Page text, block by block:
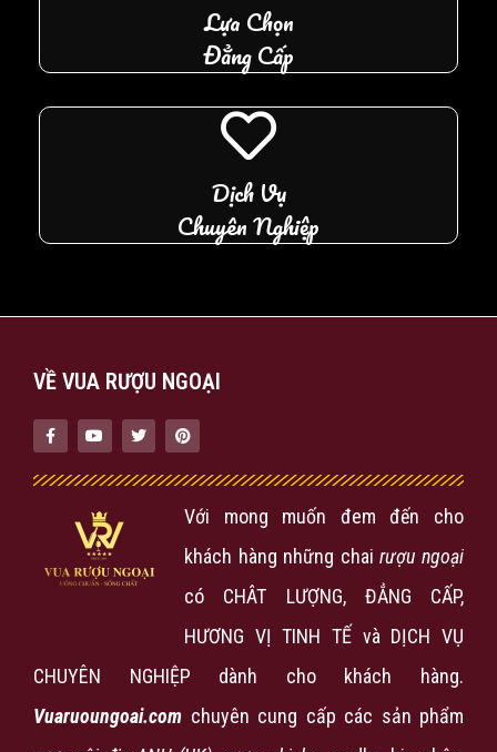
Lựa Chọn
Đẳng Cấp
Dịch Vụ
Chuyên Nghiệp
VỀ VUA RƯỢU NGOẠI
Với mong muốn đem đến cho
khách hàng những chairượu ngoại
có CHÂT LƯỢNG, ĐẲNG CẤP,
HƯƠNG VỊ TINH TẾ và DỊCH VỤ
CHUYÊN NGHIỆP dành cho khách hàng.
Vuaruoungoai.com chuyên cung cấp các sản phẩm